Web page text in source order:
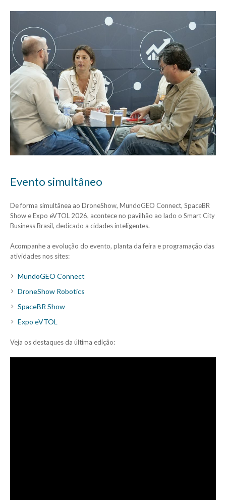
Evento simultâneo
De forma simultânea ao DroneShow, MundoGEO Connect, SpaceBR
Show e Expo eVTOL 2026, acontece no pavilhão ao lado o Smart City
Business Brasil, dedicado a cidades inteligentes.
Acompanhe a evolução do evento, planta da feira e programação das
atividades nos sites:
MundoGEO Connect
DroneShow Robotics
SpaceBR Show
Expo eVTOL
Veja os destaques da última edição: